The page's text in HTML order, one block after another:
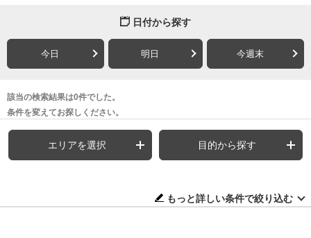
日付から探す
今日 明日 今週末
該当の検索結果は0件でした。
条件を変えてお探しください。
エリアを選択 目的から探す
もっと詳しい条件で絞り込む